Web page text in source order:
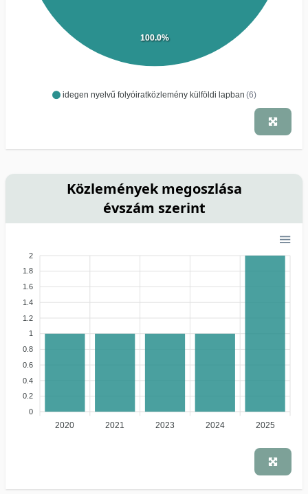
idegen nyelvű folyóiratközlemény külföldi lapban (6)
100.0%
Közlemények megoszlása
évszám szerint
2
1.8
1.6
1.4
1.2
1
0.8
0.6
0.4
0.2
0
2020 2021 2023 2024 2025